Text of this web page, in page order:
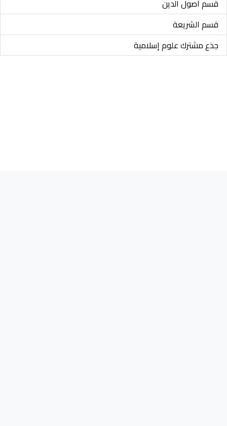
قسم أصول الدين
قسم الشريعة
جذع مشترك علوم إسلامية